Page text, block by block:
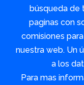
búsqueda de
paginas con
comisiones
nuestra web. Un
a los
Para mas